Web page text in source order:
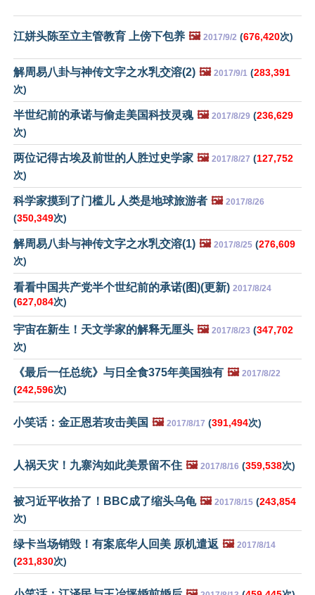
江姘头陈至立主管教育 上傍下包养 🖼️ 2017/9/2 (676,420次)
解周易八卦与神传文字之水乳交溶(2) 🖼️ 2017/9/1 (283,391
次)
半世纪前的承诺与偷走美国科技灵魂 🖼️ 2017/8/29 (236,629
次)
两位记得古埃及前世的人胜过史学家 🖼️ 2017/8/27 (127,752
次)
科学家摸到了门槛儿 人类是地球旅游者 🖼️ 2017/8/26
(350,349次)
解周易八卦与神传文字之水乳交溶(1) 🖼️ 2017/8/25 (276,609
次)
看看中国共产党半个世纪前的承诺(图)(更新) 2017/8/24
(627,084次)
宇宙在新生！天文学家的解释无厘头 🖼️ 2017/8/23 (347,702
次)
《最后一任总统》与日全食375年美国独有 🖼️ 2017/8/22
(242,596次)
小笑话：金正恩若攻击美国 🖼️ 2017/8/17 (391,494次)
人祸天灾！九寨沟如此美景留不住 🖼️ 2017/8/16 (359,538次)
被习近平收拾了！BBC成了缩头乌龟 🖼️ 2017/8/15 (243,854
次)
绿卡当场销毁！有案底华人回美 原机遣返 🖼️ 2017/8/14
(231,830次)